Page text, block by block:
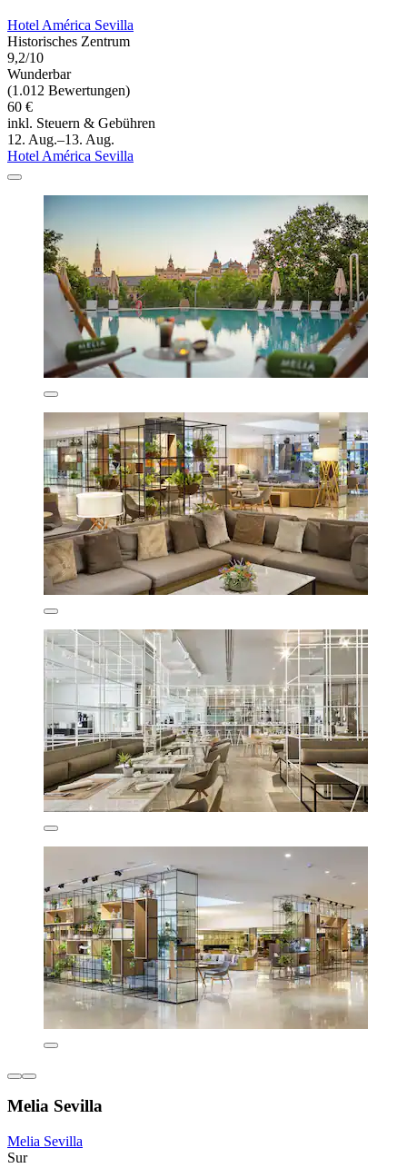
Hotel América Sevilla
Historisches Zentrum
9,2/10
Wunderbar
(1.012 Bewertungen)
60 €
inkl. Steuern & Gebühren
12. Aug.–13. Aug.
Hotel América Sevilla
Melia Sevilla
Melia Sevilla
Sur